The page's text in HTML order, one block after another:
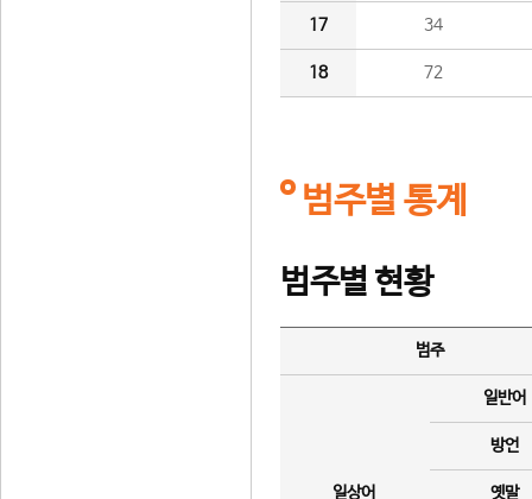
17 34
18 72
범주별 통계
범주별 현황
범주
일상어
일반어
방언
옛말